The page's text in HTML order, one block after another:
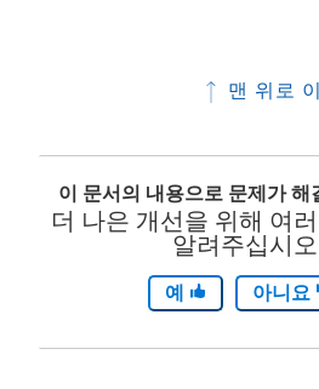
맨 위로
이 문서의 내용으로 문제가 해
더 나은 개선을 위해 여
알려주십시
예 아니요